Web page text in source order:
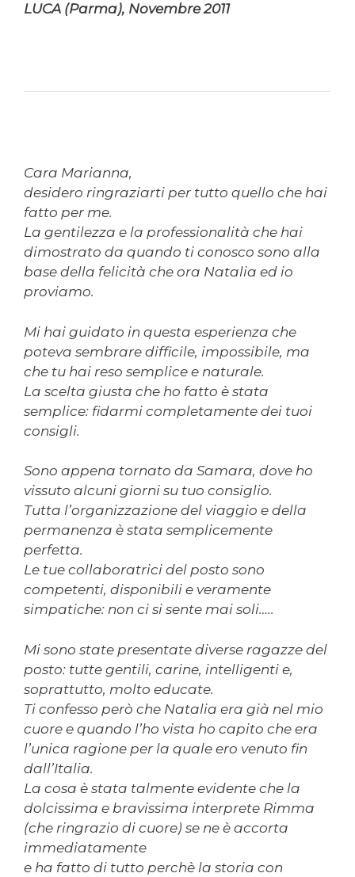
LUCA (Parma), Novembre 2011
Cara Marianna,
desidero ringraziarti per tutto quello che hai
fatto per me.
La gentilezza e la professionalità che hai
dimostrato da quando ti conosco sono alla
base della felicità che ora Natalia ed io
proviamo.
Mi hai guidato in questa esperienza che
poteva sembrare difficile, impossibile, ma
che tu hai reso semplice e naturale.
La scelta giusta che ho fatto è stata
semplice: fidarmi completamente dei tuoi
consigli.
Sono appena tornato da Samara, dove ho
vissuto alcuni giorni su tuo consiglio.
Tutta l’organizzazione del viaggio e della
permanenza è stata semplicemente
perfetta.
Le tue collaboratrici del posto sono
competenti, disponibili e veramente
simpatiche: non ci si sente mai soli…..
Mi sono state presentate diverse ragazze del
posto: tutte gentili, carine, intelligenti e,
soprattutto, molto educate.
Ti confesso però che Natalia era già nel mio
cuore e quando l’ho vista ho capito che era
l’unica ragione per la quale ero venuto fin
dall’Italia.
La cosa è stata talmente evidente che la
dolcissima e bravissima interprete Rimma
(che ringrazio di cuore) se ne è accorta
immediatamente
e ha fatto di tutto perchè la storia con